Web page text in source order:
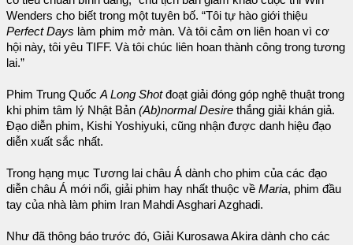
Wenders cho biết trong một tuyên bố. “Tôi tự hào giới thiệu
Perfect Days làm phim mở màn. Và tôi cảm ơn liên hoan vì cơ
hội này, tôi yêu TIFF. Và tôi chúc liên hoan thành công trong tương
lai.”
Phim Trung QuốcA Long Shotđoạt giải đóng góp nghệ thuật trong
khi phim tâm lý Nhật Bản (Ab)normal Desire thắng giải khán giả.
Đạo diễn phim, Kishi Yoshiyuki, cũng nhận được danh hiệu đạo
diễn xuất sắc nhất.
Trong hạng mục Tương lai châu Á dành cho phim của các đạo
diễn châu Á mới nổi, giải phim hay nhất thuộc về Maria, phim đầu
tay của nhà làm phim Iran Mahdi Asghari Azghadi.
Như đã thông báo trước đó, Giải Kurosawa Akira dành cho các